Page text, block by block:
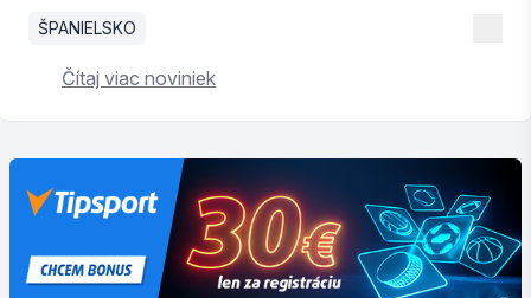
ŠPANIELSKO
Čítaj viac noviniek